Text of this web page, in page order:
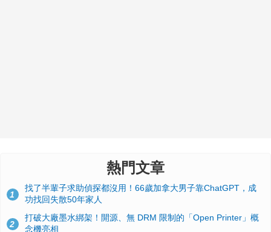
熱門文章
1
找了半輩子求助偵探都沒用！66歲加拿大男子靠ChatGPT，成
功找回失散50年家人
2
打破大廠墨水綁架！開源、無 DRM 限制的「Open Printer」概
念機亮相